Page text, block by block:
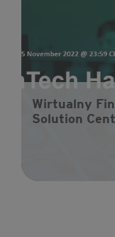
Wirtualny
Solution